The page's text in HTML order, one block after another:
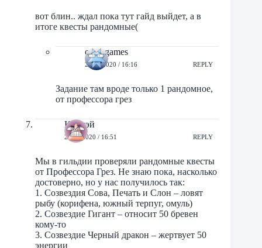
вот блин.. ждал пока тут гайд выйдет, а в
итоге квесты рандомные(
orbit-games
27/06/2020 / 16:16 REPLY
Задание там вроде только 1 рандомное,
от профессора грез
Каомэй
27/06/2020 / 16:51 REPLY
Мы в гильдии проверяли рандомные квесты
от Профессора Грез. Не знаю пока, насколько
достоверно, но у нас получилось так:
1. Созвездия Сова, Печать и Слон – ловят
рыбу (корифена, южный терпуг, омуль)
2. Созвездие Гигант – относит 50 бревен
кому-то
3. Созвездие Черный дракон – жертвует 50
энергии